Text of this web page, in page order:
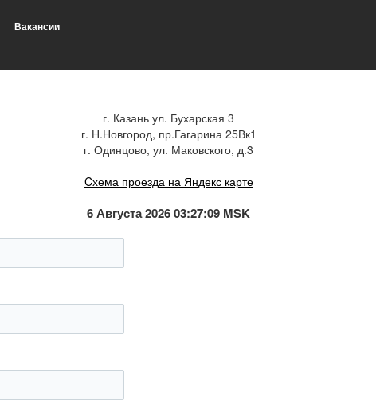
Вакансии
г. Казань ул. Бухарская 3
г. Н.Новгород, пр.Гагарина 25Вк1
г. Одинцово, ул. Маковского, д.3
Cхема проезда на Яндекс карте
6 Августа 2026 03:27:09 MSK